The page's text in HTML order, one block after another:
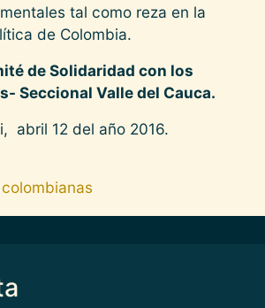
tal como reza en la
de Colombia.
de Solidaridad con los
Seccional Valle del Cauca.
abril 12 del año 2016.